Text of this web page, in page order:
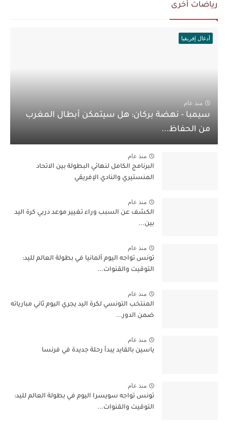
رياضات أخرى
أدغال إفريقيا
منذ عام
سيمبا - نهضة بركان: هل سيتمكن أبطال المغرب
من الحفاظ...
منذ عام
البرنامج الكامل لنهائي البطولة بين الاتحاد
المنستيري والنادي الإفريقي
منذ عام
الكشف عن السبب وراء تغيير موعد دربي كرة اليد
بين...
منذ عام
تونس تواجه اليوم ألمانيا في بطولة العالم لليد:
التوقيت والقنوات...
منذ عام
المنتخب التونسي لكرة اليد يجري اليوم ثاني مبارياته
ضمن الدور...
منذ عام
ياسين بالقايد يبدأ رحلة جديدة في فرنسا
منذ عام
تونس تواجه سويسرا اليوم في بطولة العالم لليد:
التوقيت والقنوات...